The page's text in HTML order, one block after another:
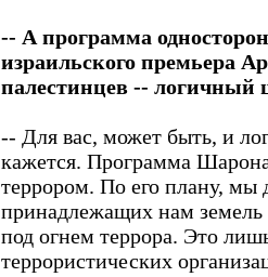
-- А программа
израильского премьера
палестинцев -- логичный
-- Для вас, может быть, и
кажется. Программа
террором. По его плану, мы
принадлежащих нам земель
под огнем террора. Это
террористических